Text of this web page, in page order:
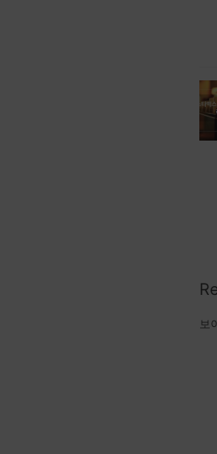
보